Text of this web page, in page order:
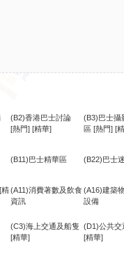
(B2)香港巴士討論
[熱門] [精華]
(B3)巴士攝
區 [熱門] [
(B11)巴士精華區 (B22)巴士
[精(A11)消費著數及飲食
資訊
(A16)建築
設備
(C3)海上交通及船隻
[精華]
(D1)公共交
[精華]